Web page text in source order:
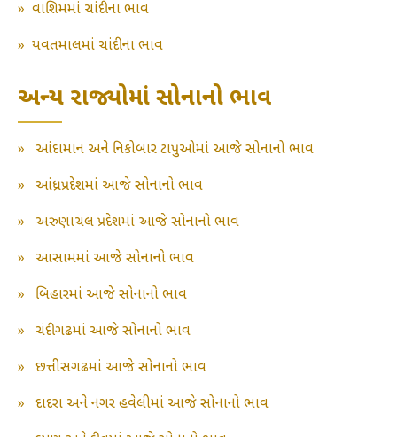
» વાશિમમાં ચાંદીના ભાવ
» યવતમાલમાં ચાંદીના ભાવ
અન્ય રાજ્યોમાં સોનાનો ભાવ
»
આંદામાન અને નિકોબાર ટાપુઓમાં આજે સોનાનો ભાવ
»
આંધ્રપ્રદેશમાં આજે સોનાનો ભાવ
»
અરુણાચલ પ્રદેશમાં આજે સોનાનો ભાવ
»
આસામમાં આજે સોનાનો ભાવ
»
બિહારમાં આજે સોનાનો ભાવ
»
ચંદીગઢમાં આજે સોનાનો ભાવ
»
છત્તીસગઢમાં આજે સોનાનો ભાવ
»
દાદરા અને નગર હવેલીમાં આજે સોનાનો ભાવ